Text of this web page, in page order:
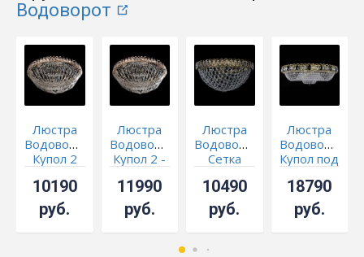
Водоворот
Люстра
Водоворот
Купол 2
10190
руб.
Люстра
Водоворот
Купол 2 -
11990
руб.
Люстра
Водоворот
Сетка
под
бронзу
10490
руб.
Люстра
Водоворот
Купол под
Черный
18790
руб.